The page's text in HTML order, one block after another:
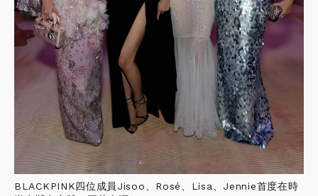
BLACKPINK四位成員Jisoo、Rosé、Lisa、Jennie首度在時